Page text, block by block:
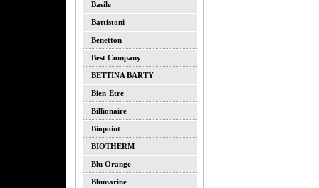
Basile
Battistoni
Benetton
Best Company
BETTINA BARTY
Bien-Etre
Billionaire
Biopoint
BIOTHERM
Blu Orange
Blumarine